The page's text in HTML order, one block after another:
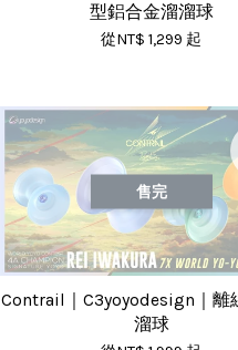
型鋁合金溜溜球
從NT$ 1,299 起
售完
Contrail｜C3yoyodesign｜離
溜球